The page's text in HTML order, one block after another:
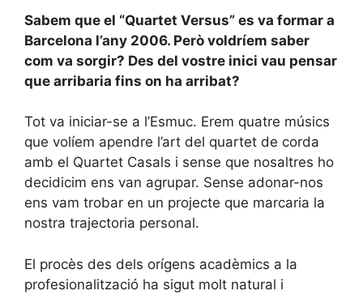
Sabem que el “Quartet Versus” es va formar a
Barcelona l’any 2006. Però voldríem saber
com va sorgir? Des del vostre inici vau pensar
que arribaria fins on ha arribat?
Tot va iniciar-se a l’Esmuc. Erem quatre músics
que volíem apendre l’art del quartet de corda
amb el Quartet Casals i sense que nosaltres ho
decidicim ens van agrupar. Sense adonar-nos
ens vam trobar en un projecte que marcaria la
nostra trajectoria personal.
El procès des dels orígens acadèmics a la
profesionalització ha sigut molt natural i